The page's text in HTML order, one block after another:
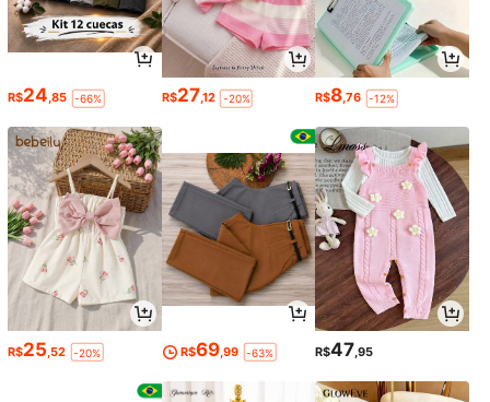
R$24,85 -66% R$27,12 -20% R$8,76 -12%
R$25 ,52 -20% R$69 ,99 -63% R$47 ,95